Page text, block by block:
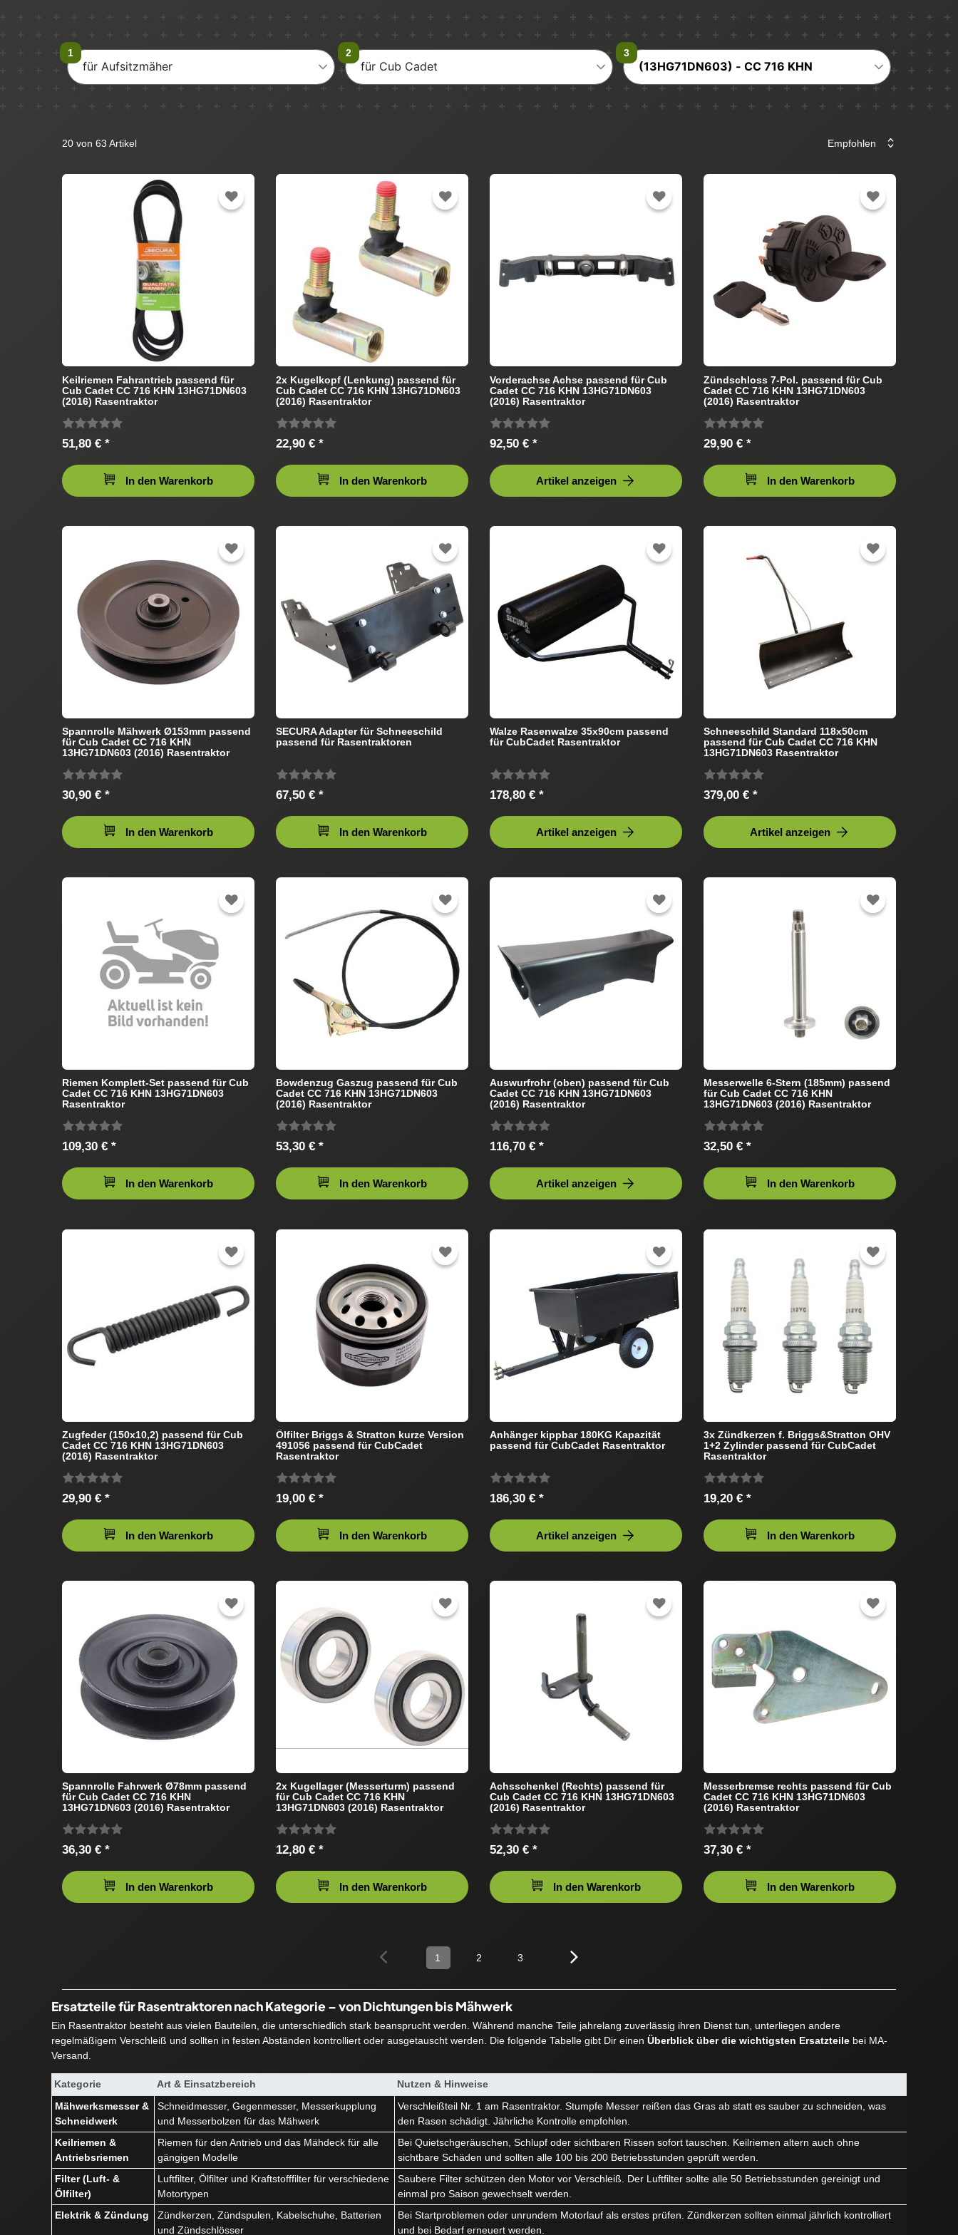
für Aufsitzmäher für Cub Cadet (13HG71DN603) - CC 716 KHN
20 von 63 Artikel
Keilriemen Fahrantrieb passend für
Cub Cadet CC 716 KHN 13HG71DN603
(2016) Rasentraktor
51,80 € *
In den Warenkorb
2x Kugelkopf (Lenkung) passend für
Cub Cadet CC 716 KHN 13HG71DN603
(2016) Rasentraktor
22,90 € *
In den Warenkorb
Vorderachse Achse passend für Cub
Cadet CC 716 KHN 13HG71DN603
(2016) Rasentraktor
92,50 € *
Artikel anzeigen
Zündschloss 7-Pol. passend für Cub
Cadet CC 716 KHN 13HG71DN603
(2016) Rasentraktor
29,90 € *
In den Warenkorb
Spannrolle Mähwerk Ø153mm passend
für Cub Cadet CC 716 KHN
13HG71DN603 (2016) Rasentraktor
30,90 € *
In den Warenkorb
SECURA Adapter für Schneeschild
passend für Rasentraktoren
67,50 € *
In den Warenkorb
Walze Rasenwalze 35x90cm passend
für CubCadet Rasentraktor
178,80 € *
Artikel anzeigen
Schneeschild Standard 118x50cm
passend für Cub Cadet CC 716 KHN
13HG71DN603 Rasentraktor
379,00 € *
Artikel anzeigen
Riemen Komplett-Set passend für Cub
Cadet CC 716 KHN 13HG71DN603
Rasentraktor
109,30 € *
In den Warenkorb
Bowdenzug Gaszug passend für Cub
Cadet CC 716 KHN 13HG71DN603
(2016) Rasentraktor
53,30 € *
In den Warenkorb
Auswurfrohr (oben) passend für Cub
Cadet CC 716 KHN 13HG71DN603
(2016) Rasentraktor
116,70 € *
Artikel anzeigen
Messerwelle 6-Stern (185mm) passend
für Cub Cadet CC 716 KHN
13HG71DN603 (2016) Rasentraktor
32,50 € *
In den Warenkorb
Zugfeder (150x10,2) passend für Cub
Cadet CC 716 KHN 13HG71DN603
(2016) Rasentraktor
29,90 € *
In den Warenkorb
Ölfilter Briggs & Stratton kurze Version
491056 passend für CubCadet
Rasentraktor
19,00 € *
In den Warenkorb
Anhänger kippbar 180KG Kapazität
passend für CubCadet Rasentraktor
186,30 € *
Artikel anzeigen
3x Zündkerzen f. Briggs&Stratton OHV
1+2 Zylinder passend für CubCadet
Rasentraktor
19,20 € *
In den Warenkorb
Spannrolle Fahrwerk Ø78mm passend
für Cub Cadet CC 716 KHN
13HG71DN603 (2016) Rasentraktor
36,30 € *
In den Warenkorb
2x Kugellager (Messerturm) passend
für Cub Cadet CC 716 KHN
13HG71DN603 (2016) Rasentraktor
12,80 € *
In den Warenkorb
Achsschenkel (Rechts) passend für
Cub Cadet CC 716 KHN 13HG71DN603
(2016) Rasentraktor
52,30 € *
In den Warenkorb
Messerbremse rechts passend für Cub
Cadet CC 716 KHN 13HG71DN603
(2016) Rasentraktor
37,30 € *
In den Warenkorb
1 2 3
Ersatzteile für Rasentraktoren nach Kategorie – von Dichtungen bis Mähwerk
Ein Rasentraktor besteht aus vielen Bauteilen, die unterschiedlich stark beansprucht werden. Während manche Teile jahrelang zuverlässig ihren Dienst tun, unterliegen andere
regelmäßigem Verschleiß und sollten in festen Abständen kontrolliert oder ausgetauscht werden. Die folgende Tabelle gibt Dir einen Überblick über die wichtigsten Ersatzteile bei MA-
Versand.
Kategorie Art & Einsatzbereich
Nutzen & Hinweise
Mähwerksmesser &
Schneidwerk
Schneidmesser, Gegenmesser, Messerkupplung
und Messerbolzen für das Mähwerk
Verschleißteil Nr. 1 am Rasentraktor. Stumpfe Messer reißen das Gras ab statt es sauber zu schneiden, was
den Rasen schädigt. Jährliche Kontrolle empfohlen.
Keilriemen &
Antriebsriemen
Riemen für den Antrieb und das Mähdeck für alle
gängigen Modelle
Bei Quietschgeräuschen, Schlupf oder sichtbaren Rissen sofort tauschen. Keilriemen altern auch ohne
sichtbare Schäden und sollten alle 100 bis 200 Betriebsstunden geprüft werden.
Filter (Luft- &
Ölfilter)
Luftfilter, Ölfilter und Kraftstofffilter für verschiedene
Motortypen
Saubere Filter schützen den Motor vor Verschleiß. Der Luftfilter sollte alle 50 Betriebsstunden gereinigt und
einmal pro Saison gewechselt werden.
Elektrik & Zündung
Zündkerzen, Zündspulen, Kabelschuhe, Batterien
und Zündschlösser
Bei Startproblemen oder unrundem Motorlauf als erstes prüfen. Zündkerzen sollten einmal jährlich kontrolliert
und bei Bedarf erneuert werden.